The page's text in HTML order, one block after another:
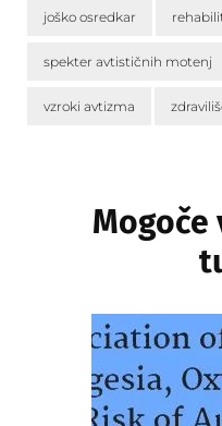
joško osredkar
spekter avtističnih motenj
vzroki avtizma
Mogoče